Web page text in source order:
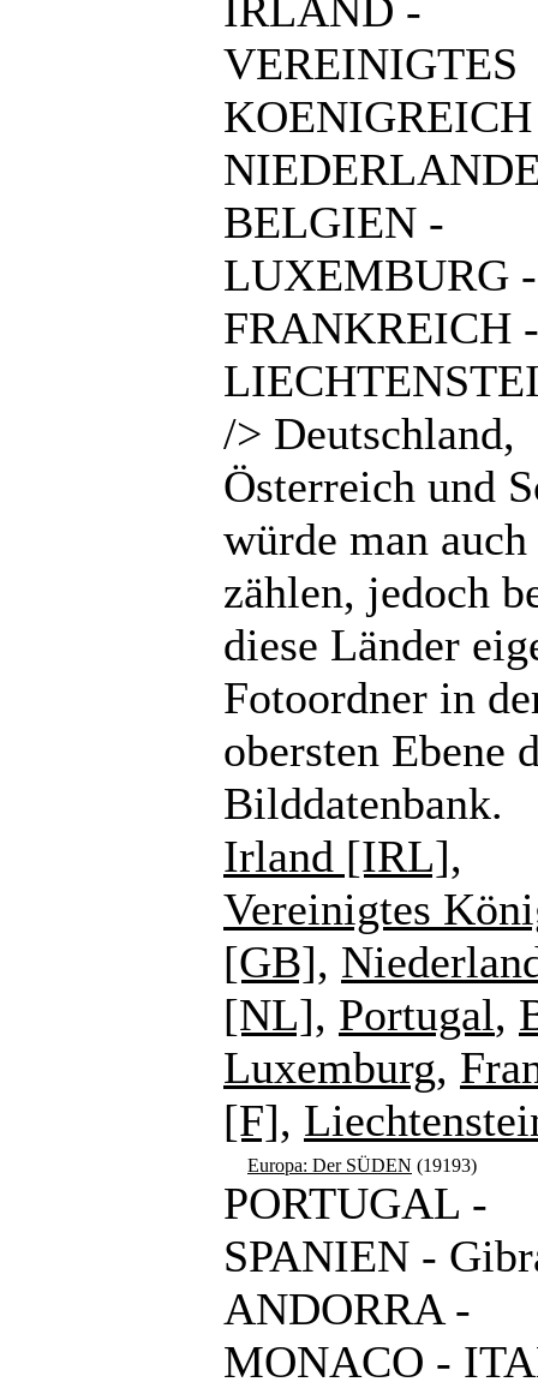
IRLAND -
VEREINIGTES
BELGIEN -
LUXEMBURG -
FRANKREICH -
/> Deutschland,
Österreich und
würde man auch
zählen, jedoch
diese Länder
Fotoordner in
obersten Ebene
Bilddatenbank.
Irland [IRL],
Vereinigtes
[GB],
[NL], Portugal,
Luxemburg,
[F],
Europa: Der SÜDEN (19193)
PORTUGAL -
SPANIEN -
ANDORRA -
MONACO -